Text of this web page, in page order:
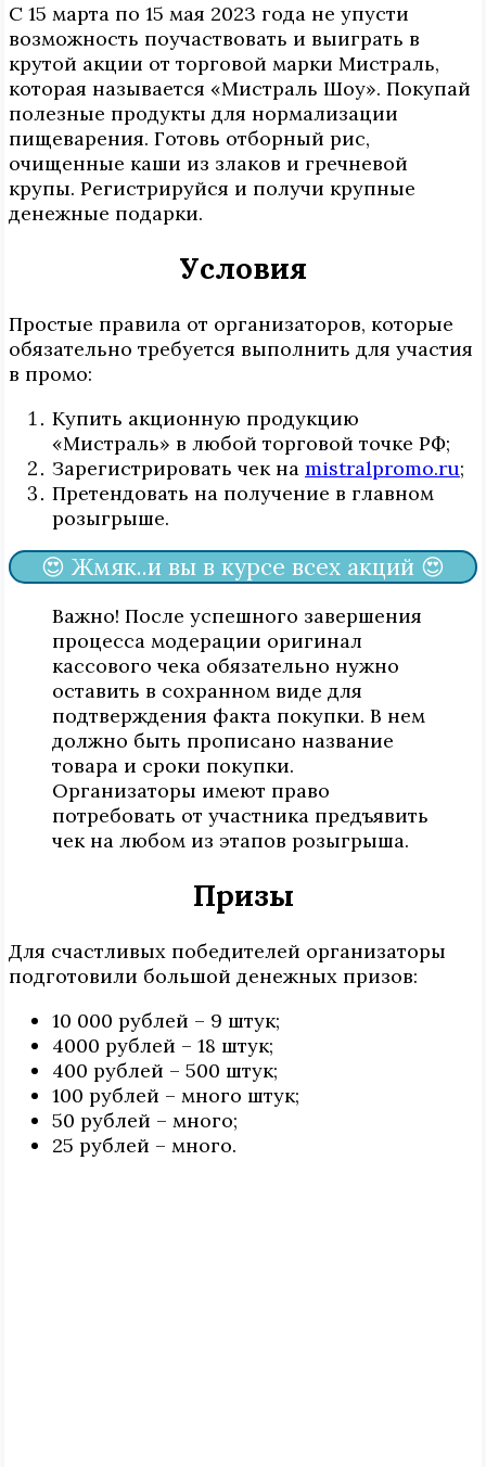
С 15 марта по 15 мая 2023 года не упусти
возможность поучаствовать и выиграть в
крутой акции от торговой марки Мистраль,
которая называется «Мистраль Шоу». Покупай
полезные продукты для нормализации
пищеварения. Готовь отборный рис,
очищенные каши из злаков и гречневой
крупы. Регистрируйся и получи крупные
денежные подарки.
Условия
Простые правила от организаторов, которые
обязательно требуется выполнить для участия
в промо:
Купить акционную продукцию
«Мистраль» в любой торговой точке РФ;
Зарегистрировать чек на mistralpromo.ru;
Претендовать на получение в главном
розыгрыше.
😍 Жмяк..и вы в курсе всех акций 😍
Важно! После успешного завершения
процесса модерации оригинал
кассового чека обязательно нужно
оставить в сохранном виде для
подтверждения факта покупки. В нем
должно быть прописано название
товара и сроки покупки.
Организаторы имеют право
потребовать от участника предъявить
чек на любом из этапов розыгрыша.
Призы
Для счастливых победителей организаторы
подготовили большой денежных призов:
10 000 рублей – 9 штук;
4000 рублей – 18 штук;
400 рублей – 500 штук;
100 рублей – много штук;
50 рублей – много;
25 рублей – много.